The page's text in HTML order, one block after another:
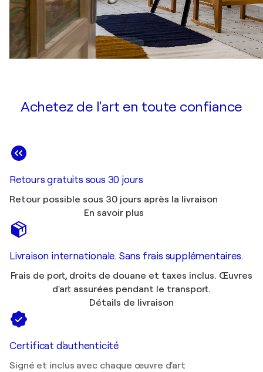
Achetez de l'art en toute confiance
Retours gratuits sous 30 jours
Retour possible sous 30 jours après la livraison
En savoir plus
Livraison internationale. Sans frais supplémentaires.
Frais de port, droits de douane et taxes inclus. Œuvres
d'art assurées pendant le transport.
Détails de livraison
Certificat d'authenticité
Signé et inclus avec chaque œuvre d'art